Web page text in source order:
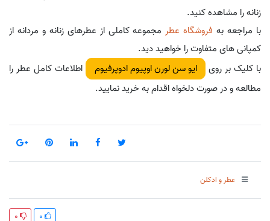
زنانه را مشاهده کنید.
با مراجعه به فروشگاه عطر مجموعه کاملی از عطرهای زنانه و مردانه از
کمپانی های متفاوت را خواهید دید.
با کلیک بر روی
ایو سن لورن اوپیوم ادوپرفیوم
اطلاعات کامل عطر را
مطالعه و در صورت دلخواه اقدام به خرید نمایید.
عطر و ادکلن